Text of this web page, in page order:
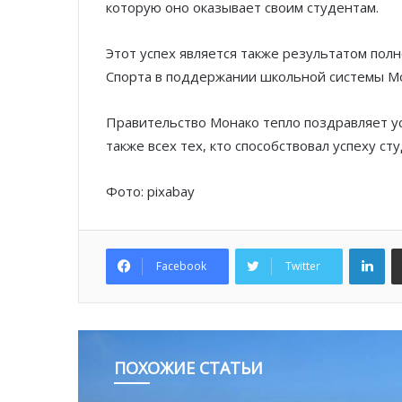
которую оно оказывает своим студентам.
Этот успех является также результатом
Спорта в поддержании школьной системы
Правительство Монако тепло поздравляет
также всех тех, кто способствовал успеху
Фото: pixabay
Facebook Twitter
ПОХОЖИЕ СТАТЬИ